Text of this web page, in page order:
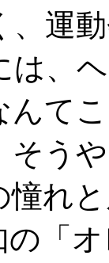
、運
は、
んて
そう
憧れ
「